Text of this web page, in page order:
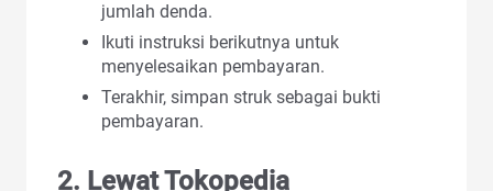
jumlah denda.
Ikuti instruksi berikutnya untuk
menyelesaikan pembayaran.
Terakhir, simpan struk sebagai bukti
pembayaran.
2. Lewat Tokopedia